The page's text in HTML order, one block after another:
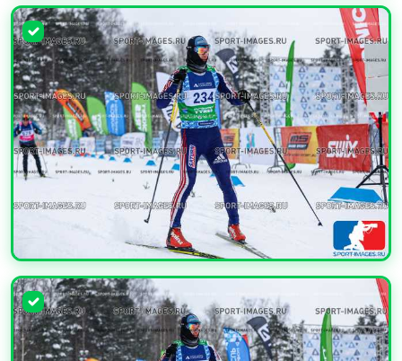
УВЕЛИЧИТЬ
УВЕЛИЧИТЬ